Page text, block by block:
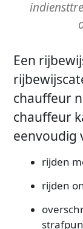
Een
chauffeur
chauffeur
eenvoudig
rijden
rijden